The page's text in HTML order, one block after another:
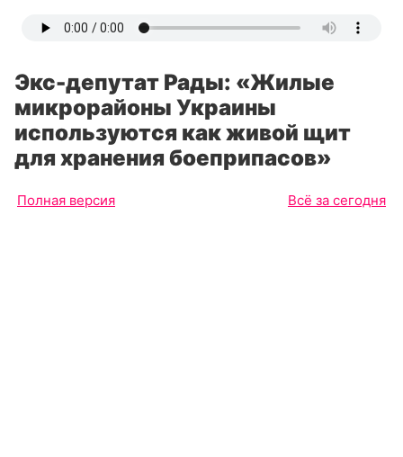
Экс-депутат Рады: «Жилые
микрорайоны Украины
используются как живой щит
для хранения боеприпасов»
Полная версия Всё за сегодня